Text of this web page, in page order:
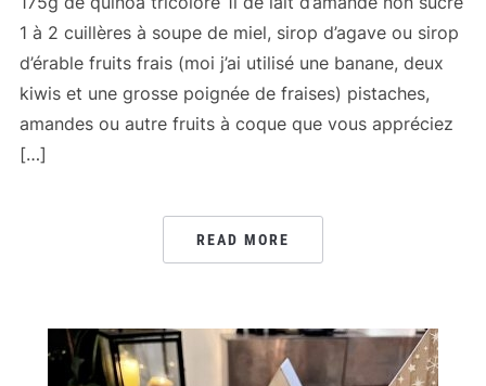
1 à 2 cuillères à soupe de miel, sirop d’agave ou sirop
d’érable fruits frais (moi j’ai utilisé une banane, deux
kiwis et une grosse poignée de fraises) pistaches,
amandes ou autre fruits à coque que vous appréciez
[…]
READ MORE